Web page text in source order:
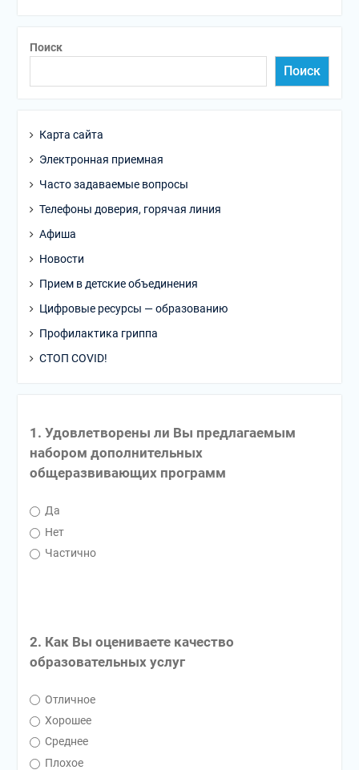
Поиск
Поиск
Карта сайта
Электронная приемная
Часто задаваемые вопросы
Телефоны доверия, горячая линия
Афиша
Новости
Прием в детские объединения
Цифровые ресурсы — образованию
Профилактика гриппа
СТОП COVID!
1. Удовлетворены ли Вы предлагаемым
набором дополнительных
общеразвивающих программ
Да
Нет
Частично
2. Как Вы оцениваете качество
образовательных услуг
Отличное
Хорошее
Среднее
Плохое